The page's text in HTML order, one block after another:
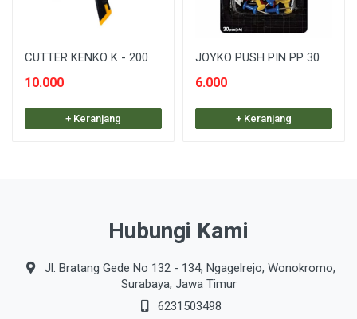
CUTTER KENKO K - 200
10.000
+ Keranjang
JOYKO PUSH PIN PP 30
6.000
+ Keranjang
Hubungi Kami
Jl. Bratang Gede No 132 - 134, Ngagelrejo, Wonokromo,
Surabaya, Jawa Timur
6231503498